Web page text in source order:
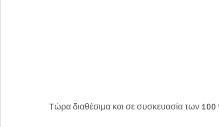
Τώρα διαθέσιμα και σε συσκευασία των 100